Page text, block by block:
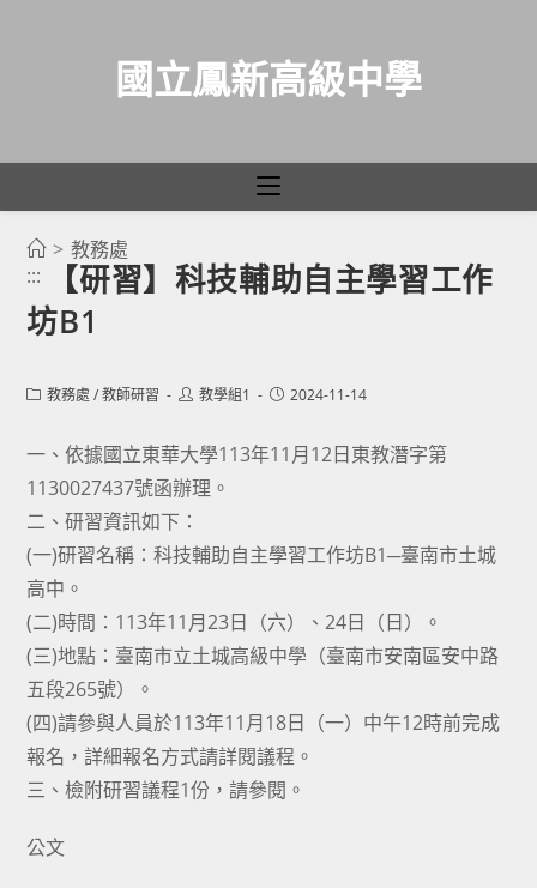
國立鳳新高級中學
> 教務處
:::
【研習】科技輔助自主學習工作
坊B1
Post教務處 / 教師研習
Post教學組1
Post2024-11-14
一、依據國立東華大學113年11月12日東教潛字第
1130027437號函辦理。
二、研習資訊如下：
(一)研習名稱：科技輔助自主學習工作坊B1─臺南市土城
高中。
(二)時間：113年11月23日（六）、24日（日）。
(三)地點：臺南市立土城高級中學（臺南市安南區安中路
五段265號）。
(四)請參與人員於113年11月18日（一）中午12時前完成
報名，詳細報名方式請詳閱議程。
三、檢附研習議程1份，請參閱。
公文